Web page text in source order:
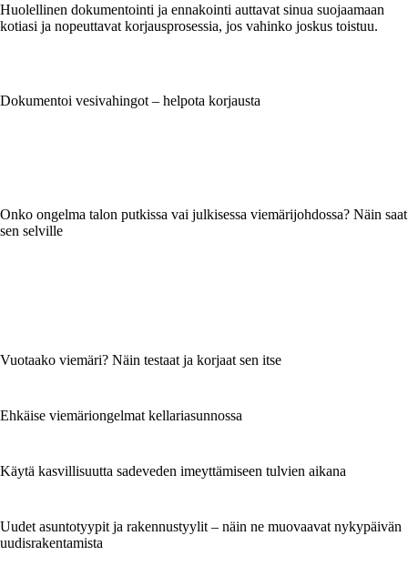
Huolellinen dokumentointi ja ennakointi auttavat sinua suojaamaan
kotiasi ja nopeuttavat korjausprosessia, jos vahinko joskus toistuu.
Dokumentoi vesivahingot – helpota korjausta
Onko ongelma talon putkissa vai julkisessa viemärijohdossa? Näin saat
sen selville
Vuotaako viemäri? Näin testaat ja korjaat sen itse
Ehkäise viemäriongelmat kellariasunnossa
Käytä kasvillisuutta sadeveden imeyttämiseen tulvien aikana
Uudet asuntotyypit ja rakennustyylit – näin ne muovaavat nykypäivän
uudisrakentamista